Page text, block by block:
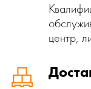
центр,